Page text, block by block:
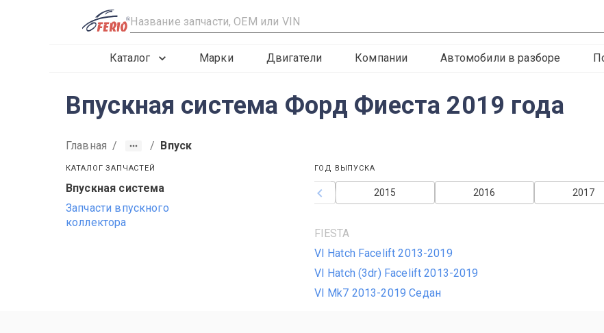
R
Каталог Марки Двигатели Компании Автомобили в разборе
Впускная система Форд Фиеста 2019 года
Главная / / Впуск
КАТАЛОГ ЗАПЧАСТЕЙ
Впускная система
Запчасти впускного
коллектора
ГОД ВЫПУСКА
2017
2016
2015
2012
FIESTA
VI Hatch Facelift 2013-2019
VI Hatch (3dr) Facelift 2013-2019
VI Mk7 2013-2019 Седан